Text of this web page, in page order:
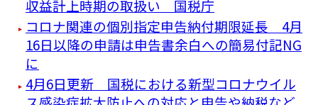
収益計上時期の取扱い 国税庁
コロナ関連の個別指定申告納付期限延長 4月
16日以降の申請は申告書余白への簡易付記NG
に
4月6日更新 国税における新型コロナウイル